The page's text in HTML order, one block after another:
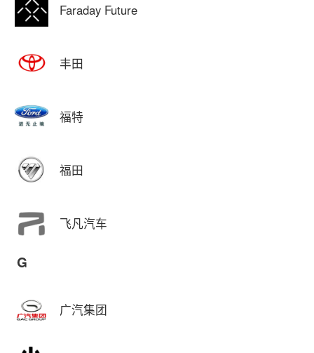
Faraday Future
丰田
福特
福田
飞凡汽车
G
广汽集团